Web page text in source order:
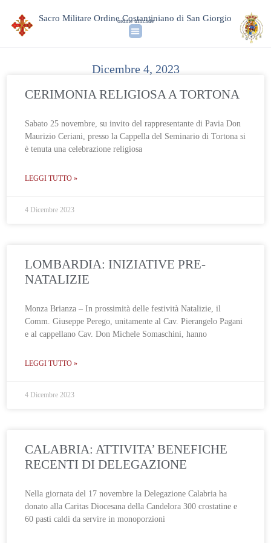
Sacro Militare Ordine Costantiniano di San Giorgio
ordine ufficiale
Dicembre 4, 2023
CERIMONIA RELIGIOSA A TORTONA
Sabato 25 novembre, su invito del rappresentante di Pavia Don
Maurizio Ceriani, presso la Cappella del Seminario di Tortona si
è tenuta una celebrazione religiosa
LEGGI TUTTO »
4 Dicembre 2023
LOMBARDIA: INIZIATIVE PRE-
NATALIZIE
Monza Brianza – In prossimità delle festività Natalizie, il
Comm. Giuseppe Perego, unitamente al Cav. Pierangelo Pagani
e al cappellano Cav. Don Michele Somaschini, hanno
LEGGI TUTTO »
4 Dicembre 2023
CALABRIA: ATTIVITA’ BENEFICHE
RECENTI DI DELEGAZIONE
Nella giornata del 17 novembre la Delegazione Calabria ha
donato alla Caritas Diocesana della Candelora 300 crostatine e
60 pasti caldi da servire in monoporzioni